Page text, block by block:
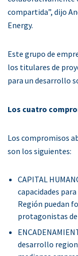
compartida”, dijo
Energy.
Este grupo de
los titulares de
para un desarrollo
Los cuatro
Los compromisos
son los siguientes:
CAPITAL
capacidades
Región puedan
protagonistas
desarrollo